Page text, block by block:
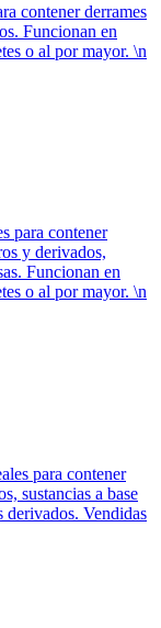
contener derrames
Funcionan en
o al por mayor. \n
para contener
y derivados,
Funcionan en
o al por mayor. \n
para contener
sustancias a base
derivados. Vendidas